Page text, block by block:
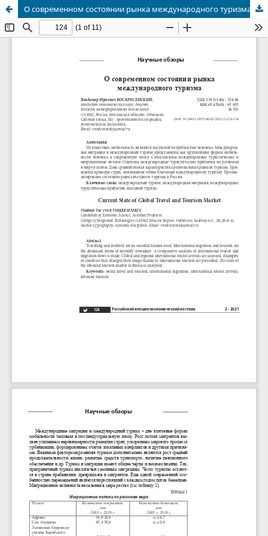
О современном состоянии рынка международного туризма